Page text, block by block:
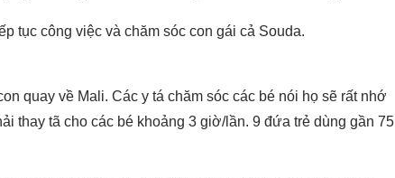
tục công việc và chăm sóc con gái cả Souda.
quay về Mali. Các y tá chăm sóc các bé nói họ sẽ rất nhớ
thay tã cho các bé khoảng 3 giờ/lần. 9 đứa trẻ dùng gần 75